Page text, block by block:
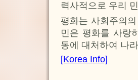
력사적으로 우리
평화는 사회주의
민은 평화를 사랑
동에 대처하여 나
[Korea Info]